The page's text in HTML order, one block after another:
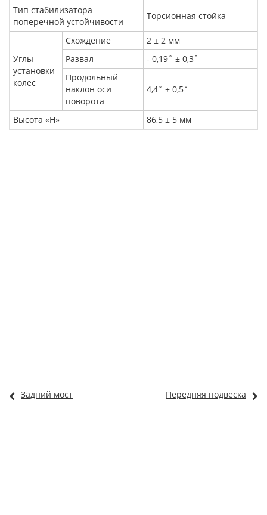
Тип стабилизатора
поперечной устойчивости
Торсионная стойка
Углы
установки
колес
Схождение
2 ± 2 мм
Развал
- 0,19˚ ± 0,3˚
Продольный
наклон оси
поворота
4,4˚ ± 0,5˚
Высота «Н» 86,5 ± 5 мм
Задний мост Передняя подвеска